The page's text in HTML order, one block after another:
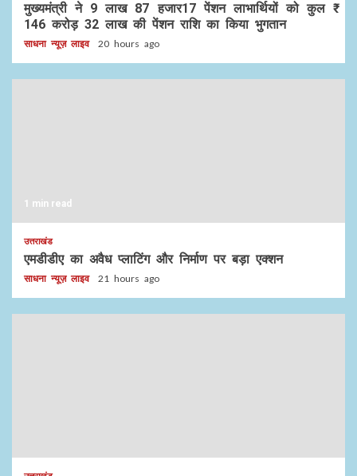
मुख्यमंत्री ने 9 लाख 87 हजार17 पेंशन लाभार्थियों को कुल ₹
146 करोड़ 32 लाख की पेंशन राशि का किया भुगतान
साधना न्यूज़ लाइव 20 hours ago
1 min read
उत्तराखंड
एमडीडीए का अवैध प्लाटिंग और निर्माण पर बड़ा एक्शन
साधना न्यूज़ लाइव 21 hours ago